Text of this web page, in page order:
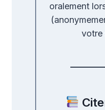
oralement
votre